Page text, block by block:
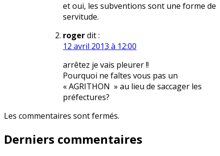
et oui, les subventions sont une forme de
servitude.
rogerdit :
12 avril 2013 à 12:00
arrêtez je vais pleurer !!
Pourquoi ne faîtes vous pas un
« AGRITHON » au lieu de saccager les
préfectures?
Les commentaires sont fermés.
Derniers commentaires